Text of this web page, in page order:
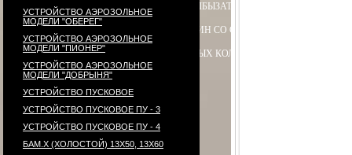
РЕДУКТОР ПОПЕРЕЧНЫЙ КОЛБЫЗАТЫЛЬНИК КОЛБЫ ⌀60-61 В
МАГАЗИН СО СТАЛЬНЫМИ
КОМПЛЕКТ УПЛОТНИТЕЛЬНЫХ КОЛЕЦ
УСТРОЙСТВО АЭРОЗОЛЬНОЕ
МОДЕЛИ "ОБЕРЕГ"
УСТРОЙСТВО АЭРОЗОЛЬНОЕ
МОДЕЛИ "ПИОНЕР"
УСТРОЙСТВО АЭРОЗОЛЬНОЕ
МОДЕЛИ "ДОБРЫНЯ"
УСТРОЙСТВО ПУСКОВОЕ
УСТРОЙСТВО ПУСКОВОЕ ПУ - 3
УСТРОЙСТВО ПУСКОВОЕ ПУ - 4
БАМ.Х (ХОЛОСТОЙ) 13Х50, 13Х60